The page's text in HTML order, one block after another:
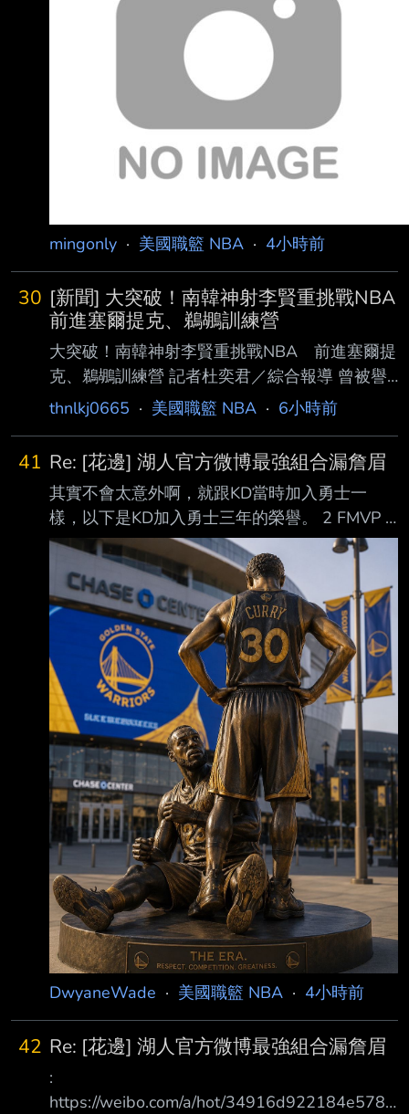
mingonly · 美國職籃 NBA · 4小時前
30 [新聞] 大突破！南韓神射李賢重挑戰NBA
前進塞爾提克、鵜鶘訓練營
大突破！南韓神射李賢重挑戰NBA 前進塞爾提
克、鵜鶘訓練營 記者杜奕君／綜合報導 曾被譽
為「韓國柯瑞」的頂尖射手李賢重，挑戰NBA夢
報》報導，李賢重所屬經紀公司Epic Sports於9
日證實，這位23歲的南韓前鋒 已正式收到紐奧
良鵜鶘與波士頓塞爾提克的迷你訓練營邀請，將
在8月中旬接連奔赴兩大 勁旅試訓，全力爭取進
入NBA正式名單的機會。 李賢重近年來為了踏
上籃球最高殿堂，腳步始終未曾停歇。根據經紀
公司透露，他將於8 日至13日先前往紐奧良參加
鵜鶘隊的迷你訓練營，
thnlkj0665 · 美國職籃 NBA · 6小時前
41 Re: [花邊] 湖人官方微博最強組合漏詹眉
其實不會太意外啊，就跟KD當時加入勇士一
樣，以下是KD加入勇士三年的榮譽。 2 FMVP 3
次All NBA (1× 一隊, 2× 二隊) 1 AMVP 3 All
star 季後賽平均得分：29.6 老大咖哩的榮譽 3
次All NBA (1× 一隊, 1× 二隊, 1× 三隊) 3 All
star 季後賽平均得分：27.3 甚至在冠軍賽出現
KD想讓FMVP，但是實在太強讓不出去的窘境，
咖哩也總是會在關鍵時刻烙個兩次塞，而且當時
的咖哩是會被點名單挑狂虐的，而KD是防守大
鎖。 就KD這個表現，不要講最
DwyaneWade · 美國職籃 NBA · 4小時前
42 Re: [花邊] 湖人官方微博最強組合漏詹眉
:
https://weibo.com/a/hot/34916d922184e578_